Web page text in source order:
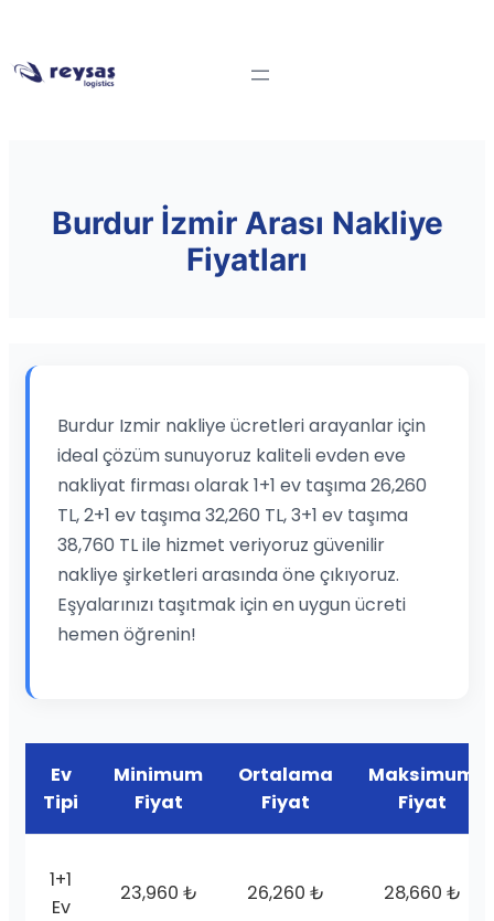
Burdur İzmir Arası Nakliye
Fiyatları
Burdur Izmir nakliye ücretleri arayanlar için
ideal çözüm sunuyoruz kaliteli evden eve
nakliyat firması olarak 1+1 ev taşıma 26,260
TL, 2+1 ev taşıma 32,260 TL, 3+1 ev taşıma
38,760 TL ile hizmet veriyoruz güvenilir
nakliye şirketleri arasında öne çıkıyoruz.
Eşyalarınızı taşıtmak için en uygun ücreti
hemen öğrenin!
Ev
Tipi
Minimum
Fiyat
Ortalama
Fiyat
Maksimum
Fiyat
1+1
Ev
23,960 ₺ 26,260 ₺ 28,660 ₺